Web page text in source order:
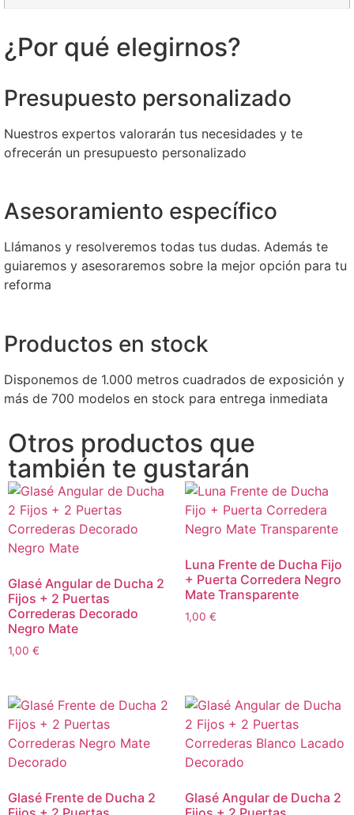
¿Por qué elegirnos?
Presupuesto personalizado
Nuestros expertos valorarán tus necesidades y te
ofrecerán un presupuesto personalizado
Asesoramiento específico
Llámanos y resolveremos todas tus dudas. Además te
guiaremos y asesoraremos sobre la mejor opción para tu
reforma
Productos en stock
Disponemos de 1.000 metros cuadrados de exposición y
más de 700 modelos en stock para entrega inmediata
Otros productos que
también te gustarán
Glasé Angular de Ducha 2
Fijos + 2 Puertas
Correderas Decorado
Negro Mate
1,00 €
Luna Frente de Ducha Fijo
+ Puerta Corredera Negro
Mate Transparente
1,00 €
Glasé Frente de Ducha 2
Glasé Angular de Ducha 2